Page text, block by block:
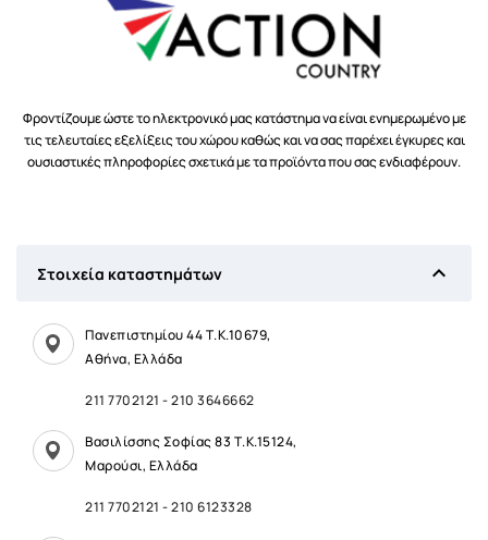
Φροντίζουμε ώστε το ηλεκτρονικό μας κατάστημα να είναι ενημερωμένο με
τις τελευταίες εξελίξεις του χώρου καθώς και να σας παρέχει έγκυρες και
ουσιαστικές πληροφορίες σχετικά με τα προϊόντα που σας ενδιαφέρουν.
Στοιχεία καταστημάτων 
Πανεπιστημίου 44 Τ.Κ.10679,
Αθήνα, Ελλάδα
211 7702121 -210 3646662
Βασιλίσσης Σοφίας 83 Τ.Κ.15124,
Μαρούσι, Ελλάδα
211 7702121 -210 6123328